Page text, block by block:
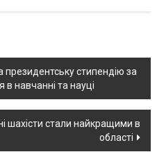
стипендію за
в навчанні та науці
шахісти стали найкращими в
області